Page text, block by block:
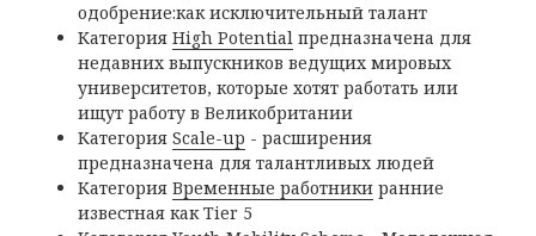
одобрение:как исключительный талант
Категория High Potential предназначена для
недавних выпускников ведущих мировых
университетов, которые хотят работать или
ищут работу в Великобритании
Категория Scale-up - расширения
предназначена для талантливых людей
Категория Временные работники ранние
известная как Тier 5